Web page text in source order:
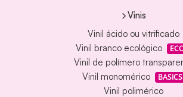
Vinis
Vinil ácido ou vitrificado
Vinil branco ecológico
Vinil de polímero
Vinil monomérico
BASICS
Vinil polimérico